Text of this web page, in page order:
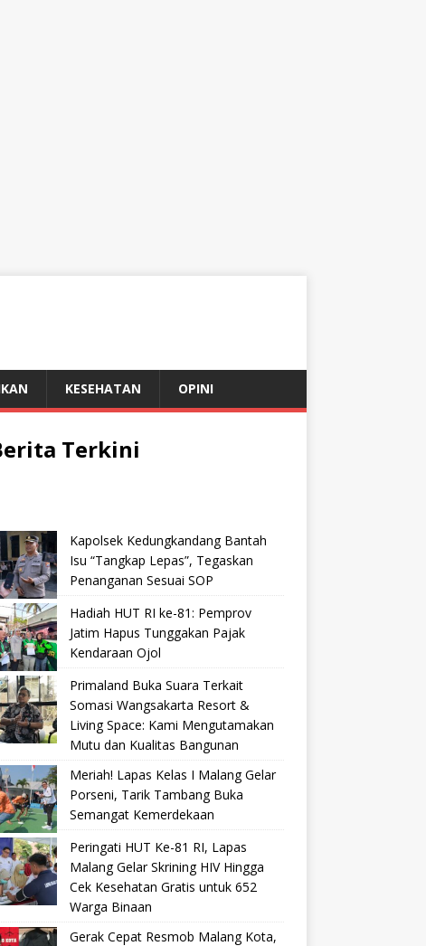
KESEHATAN OPINI
Terkini
Kapolsek Kedungkandang Bantah
Isu “Tangkap Lepas”, Tegaskan
Penanganan Sesuai SOP
Hadiah HUT RI ke-81: Pemprov
Jatim Hapus Tunggakan Pajak
Kendaraan Ojol
Primaland Buka Suara Terkait
Somasi Wangsakarta Resort &
Living Space: Kami Mengutamakan
Mutu dan Kualitas Bangunan
Meriah! Lapas Kelas I Malang Gelar
Porseni, Tarik Tambang Buka
Semangat Kemerdekaan
Peringati HUT Ke-81 RI, Lapas
Malang Gelar Skrining HIV Hingga
Cek Kesehatan Gratis untuk 652
Warga Binaan
Gerak Cepat Resmob Malang Kota,